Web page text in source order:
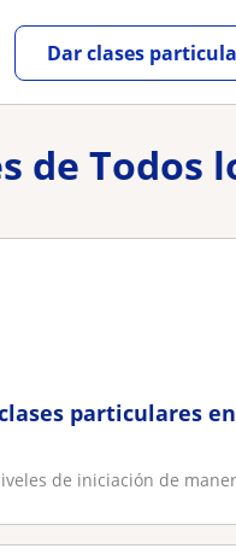
Dar clases
de Todos
particulares
de iniciación de